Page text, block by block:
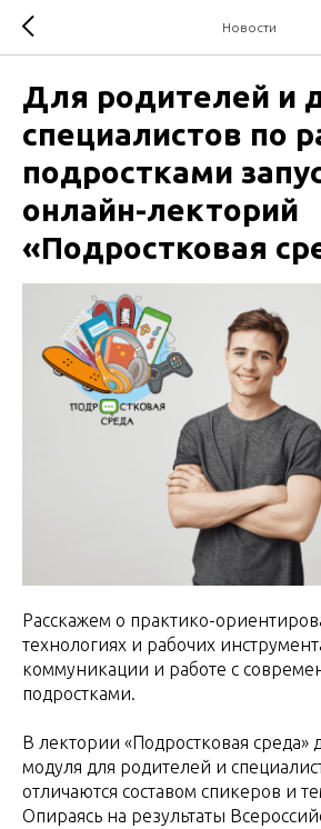
Новости
Для родителей и
специалистов по
подростками
онлайн-лекторий
«Подростковая
Расскажем о практико-
технологиях и рабочих
коммуникации и работе с
подростками.
В лектории «Подростковая среда»
модуля для родителей и
отличаются составом спикеров и
Опираясь на результаты